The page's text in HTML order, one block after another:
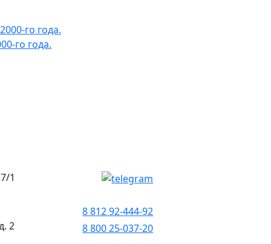
го года.
1
2
8 812 92-444-92
8 800 25-037-20